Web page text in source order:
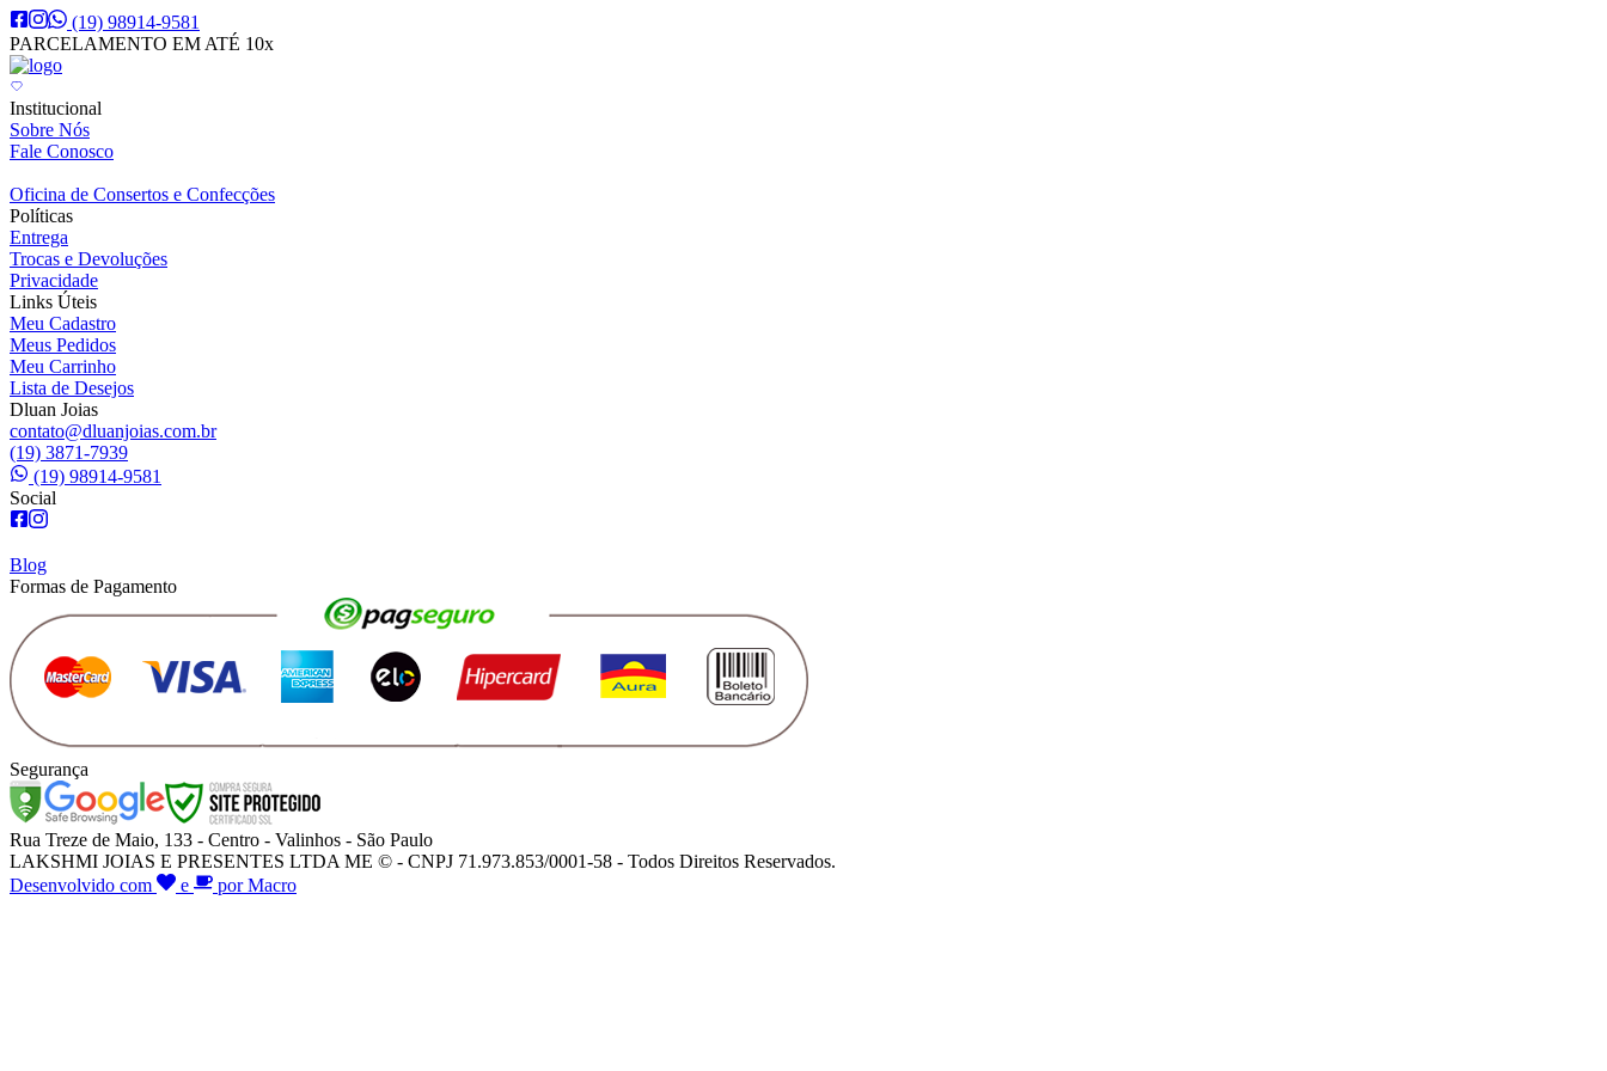
(19) 98914-9581
PARCELAMENTO EM ATÉ 10x
Institucional
Sobre Nós
Fale Conosco
Oficina de Consertos e Confecções
Políticas
Entrega
Trocas e Devoluções
Privacidade
Links Úteis
Meu Cadastro
Meus Pedidos
Meu Carrinho
Lista de Desejos
Dluan Joias
contato@dluanjoias.com.br
(19) 3871-7939
(19) 98914-9581
Social
Blog
Formas de Pagamento
Segurança
Rua Treze de Maio, 133 - Centro - Valinhos - São Paulo
LAKSHMI JOIAS E PRESENTES LTDA ME © - CNPJ 71.973.853/0001-58 - Todos Direitos Reservados.
Desenvolvido com
e por Macro